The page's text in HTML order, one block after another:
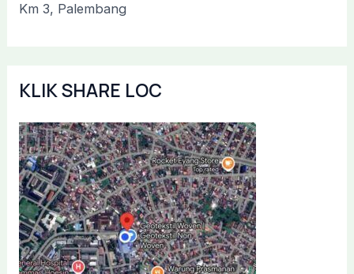
Km 3, Palembang
KLIK SHARE LOC